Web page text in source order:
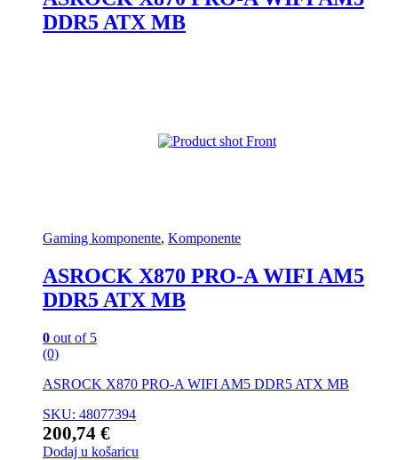
DDR5 ATX MB
Gaming komponente, Komponente
ASROCK X870 PRO-A WIFI AM5
DDR5 ATX MB
0 out of 5
(0)
ASROCK X870 PRO-A WIFI AM5 DDR5 ATX MB
SKU: 48077394
200,74 €
Dodaj u košaricu